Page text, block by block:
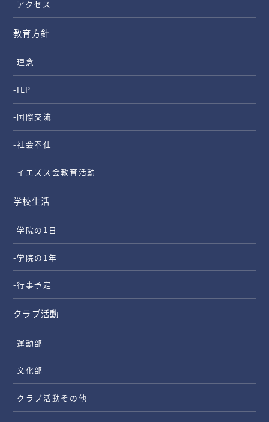
-アクセス
教育方針
-理念
-ILP
-国際交流
-社会奉仕
-イエズス会教育活動
学校生活
-学院の1日
-学院の1年
-行事予定
クラブ活動
-運動部
-文化部
-クラブ活動その他